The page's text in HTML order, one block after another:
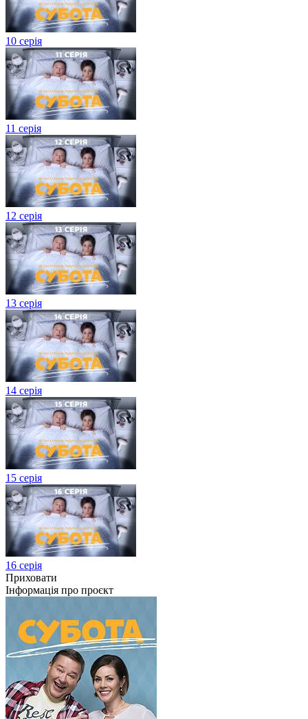
10 серія
11 серія
12 серія
13 серія
14 серія
15 серія
16 серія
Приховати
Інформація про проєкт